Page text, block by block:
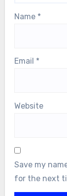
Name *
Email *
Website
Save my
for the next